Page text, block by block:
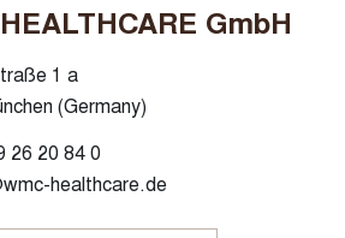
GmbH
1 a
(Germany)
26 20 84 0
healthcare.de